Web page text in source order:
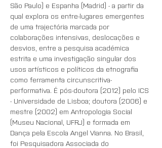
São Paulo) e Espanha (Madrid) - a partir da
qual explora os entre-lugares emergentes
de uma trajectória marcada por
colaborações intensivas, deslocações e
desvios, entre a pesquisa académica
estrita e uma investigação singular dos
usos artísticos e políticos da etnografia
como ferramenta circunscritiva-
performativa. É pós-doutora (2012) pelo ICS
- Universidade de Lisboa; doutora (2006) e
mestre (2002) em Antropologia Social
(Museu Nacional, UFRJ) e formada em
Dança pela Escola Angel Vianna. No Brasil,
foi Pesquisadora Associada do